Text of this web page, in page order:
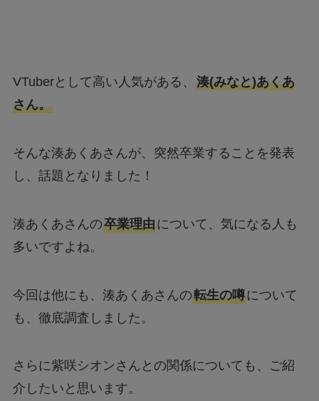
VTuberとして高い人気がある、 湊(みなと)あくあ
さん。
そんな湊あくあさんが、突然卒業することを発表
し、話題となりました！
湊あくあさんの卒業理由について、気になる人も
多いですよね。
今回は他にも、湊あくあさんの転生の噂について
も、徹底調査しました。
さらに紫咲シオンさんとの関係についても、ご紹
介したいと思います。